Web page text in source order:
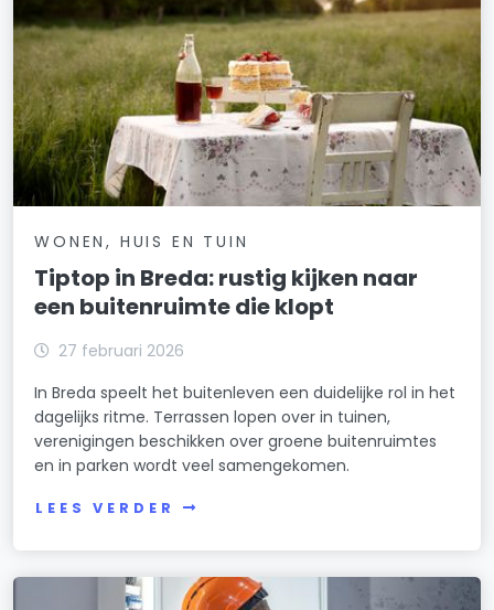
WONEN, HUIS EN TUIN
Tiptop in Breda: rustig kijken naar
een buitenruimte die klopt
27 februari 2026
In Breda speelt het buitenleven een duidelijke rol in het
dagelijks ritme. Terrassen lopen over in tuinen,
verenigingen beschikken over groene buitenruimtes
en in parken wordt veel samengekomen.
LEES VERDER